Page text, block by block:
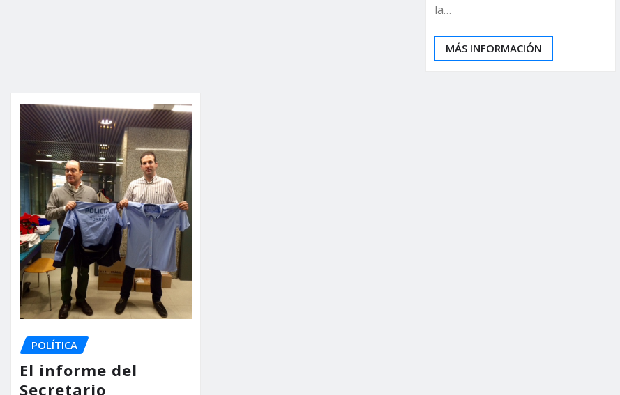
la…
MÁS INFORMACIÓN
POLÍTICA
El informe del
Secretario